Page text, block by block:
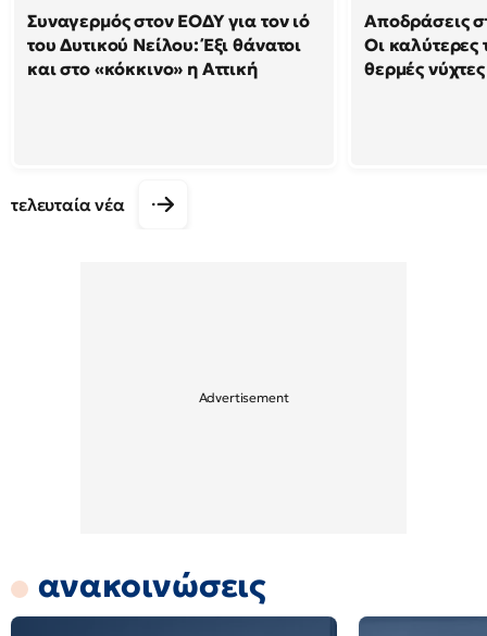
Συναγερμός στον ΕΟΔΥ για τον ιό
του Δυτικού Νείλου: Έξι θάνατοι
και στο «κόκκινο» η Αττική
Αποδράσεις
Οι καλύτερες
θερμές
τελευταία νέα
ανακοινώσεις